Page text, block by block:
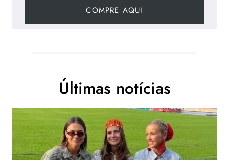
COMPRE AQUI
Últimas notícias